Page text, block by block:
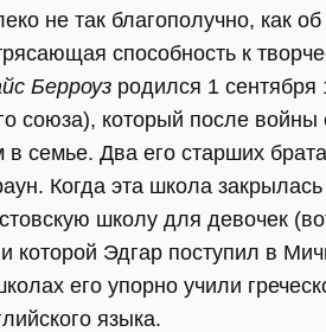
не так благополучно, как
способность к
Берроуз родился 1
союза), который после
в семье. Два его старших
Когда эта школа
школу для девочек
которой Эдгар поступил в
его упорно учили
языка.